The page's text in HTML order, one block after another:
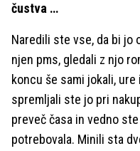
čustva …
Naredili ste vse, da bi jo
njen pms, gledali z njo
koncu še sami jokali,
spremljali ste jo pri
preveč časa in vedno
potrebovala. Minili sta